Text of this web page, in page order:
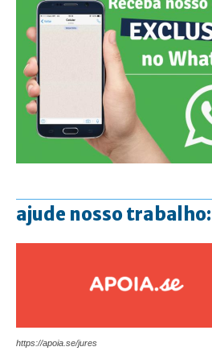
ajude nosso trabalho:
https://apoia.se/jures